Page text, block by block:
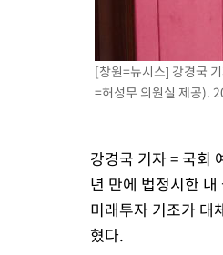
[속보]코스닥, 2.86포인
[속보]원·달러 환율, 7.7
[속보] 노원서 40.1도 관
11시간 압수수색에 성접
[속보]규제합리화위원회
[속보]국힘 윤리위, '돌려차
[속보] 7월 중국 수출
[창원=뉴시스] 강경국
=허성무 의원실 제공).
강경국 기자 = 국회
년 만에 법정시한
미래투자 기조가 대
혔다.